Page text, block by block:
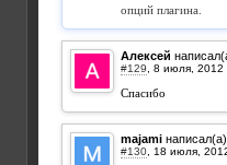
опций плагина.
Алексей
#129
Спасибо
majami
#130